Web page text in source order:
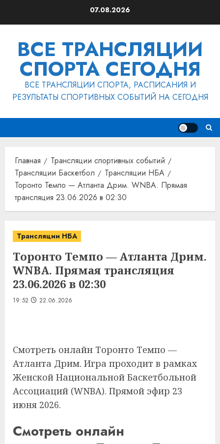
07.08.2026
ВСЕ ТРАНСЛЯЦИИ
СПОРТА СЕГОДНЯ
ВСЕ ТРАНСЛЯЦИИ СПОРТА, РАСПИСАНИЯ И
РЕЗУЛЬТАТЫ СПОРТИВНЫХ СОБЫТИЙ НА СЕГОДНЯ
Главная
Трансляции спортивных событий
Трансляции Баскетбол
Трансляции НБА
Торонто Темпо — Атланта Дрим. WNBA. Прямая
трансляция 23.06.2026 в 02:30
Трансляции НБА
Торонто Темпо — Атланта Дрим.
WNBA. Прямая трансляция
23.06.2026 в 02:30
19:52 22.06.2026
Смотреть онлайн Торонто Темпо —
Атланта Дрим. Игра проходит в рамках
Женской Национальной Баскетбольной
Ассоциаций (WNBA). Прямой эфир 23
июня 2026.
Смотреть онлайн